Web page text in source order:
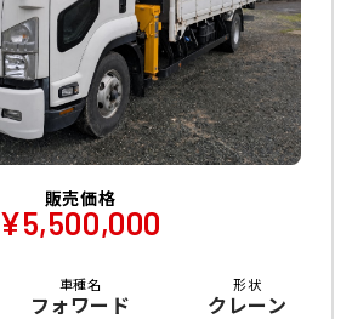
販売価格
¥5,500,000
車種名
フォワード
形状
クレーン